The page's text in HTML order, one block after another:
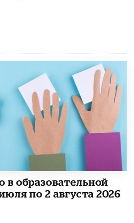
в образовательной
по 2 августа 2026